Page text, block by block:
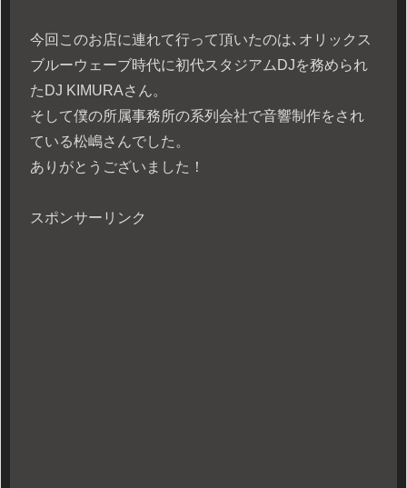
今回このお店に連れて行って頂いたのは､オリックス
ブルーウェーブ時代に初代スタジアムDJを務められ
たDJ KIMURAさん。
そして僕の所属事務所の系列会社で音響制作をされ
ている松嶋さんでした。
ありがとうございました！
スポンサーリンク